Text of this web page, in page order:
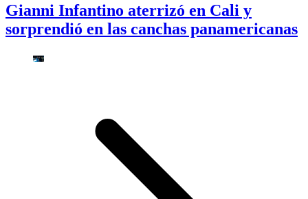
Gianni Infantino aterrizó en Cali y
sorprendió en las canchas panamericanas